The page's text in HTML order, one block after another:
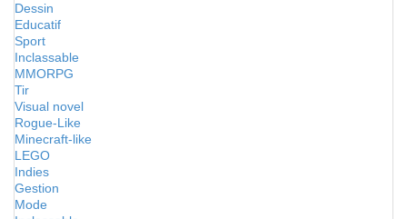
Dessin
Educatif
Sport
Inclassable
MMORPG
Tir
Visual novel
Rogue-Like
Minecraft-like
LEGO
Indies
Gestion
Mode